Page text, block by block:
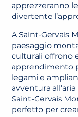
apprezzeranno
divertente
A Saint-Gervais
paesaggio
culturali offrono
apprendimento
legami e
avventura
Saint-Gervais
perfetto per